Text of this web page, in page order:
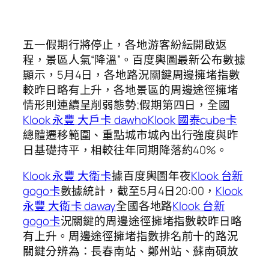
五一假期行將停止，各地游客紛紜開啟返
程，景區人氣“降溫”。百度輿圖最新公布數據
顯示，5月4日，各地路況關鍵周邊擁堵指數
較昨日略有上升，各地景區的周邊途徑擁堵
情形則連續呈削弱態勢;假期第四日，全國
Klook 永豐 大戶卡 dawhoKlook 國泰cube卡
總體遷移範圍、重點城市城內出行強度與昨
日基礎持平，相較往年同期降落約40%。
Klook 永豐 大衛卡據百度輿圖年夜Klook 台新
gogo卡數據統計，截至5月4日20:00， Klook
永豐 大衛卡 daway全國各地路Klook 台新
gogo卡況關鍵的周邊途徑擁堵指數較昨日略
有上升。周邊途徑擁堵指數排名前十的路況
關鍵分辨為：長春南站、鄭州站、蘇南碩放